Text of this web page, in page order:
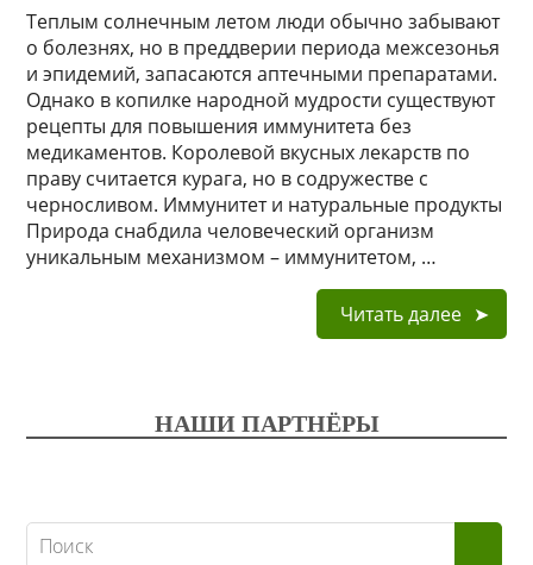
Теплым солнечным летом люди обычно забывают
о болезнях, но в преддверии периода межсезонья
и эпидемий, запасаются аптечными препаратами.
Однако в копилке народной мудрости существуют
рецепты для повышения иммунитета без
медикаментов. Королевой вкусных лекарств по
праву считается курага, но в содружестве с
черносливом. Иммунитет и натуральные продукты
Природа снабдила человеческий организм
уникальным механизмом – иммунитетом, …
Читать далее
НАШИ ПАРТНЁРЫ